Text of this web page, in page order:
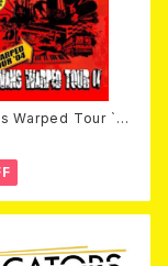
Warped Tour `04
(国内盤DV